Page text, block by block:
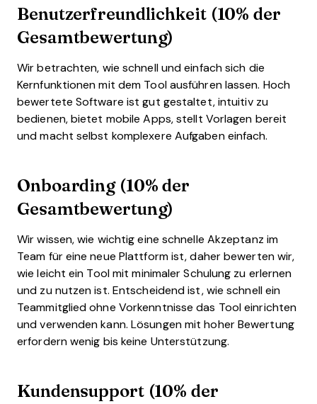
Benutzerfreundlichkeit (10% der
Gesamtbewertung)
Wir betrachten, wie schnell und einfach sich die
Kernfunktionen mit dem Tool ausführen lassen. Hoch
bewertete Software ist gut gestaltet, intuitiv zu
bedienen, bietet mobile Apps, stellt Vorlagen bereit
und macht selbst komplexere Aufgaben einfach.
Onboarding (10% der
Gesamtbewertung)
Wir wissen, wie wichtig eine schnelle Akzeptanz im
Team für eine neue Plattform ist, daher bewerten wir,
wie leicht ein Tool mit minimaler Schulung zu erlernen
und zu nutzen ist. Entscheidend ist, wie schnell ein
Teammitglied ohne Vorkenntnisse das Tool einrichten
und verwenden kann. Lösungen mit hoher Bewertung
erfordern wenig bis keine Unterstützung.
Kundensupport (10% der